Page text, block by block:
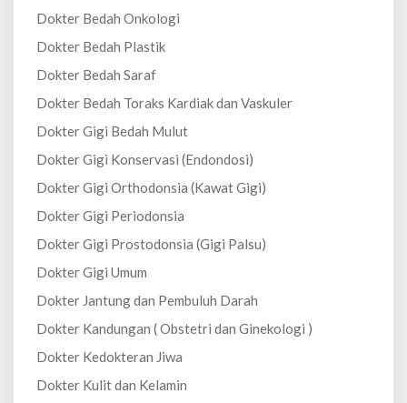
Dokter Bedah Onkologi
Dokter Bedah Plastik
Dokter Bedah Saraf
Dokter Bedah Toraks Kardiak dan Vaskuler
Dokter Gigi Bedah Mulut
Dokter Gigi Konservasi (Endondosi)
Dokter Gigi Orthodonsia (Kawat Gigi)
Dokter Gigi Periodonsia
Dokter Gigi Prostodonsia (Gigi Palsu)
Dokter Gigi Umum
Dokter Jantung dan Pembuluh Darah
Dokter Kandungan ( Obstetri dan Ginekologi )
Dokter Kedokteran Jiwa
Dokter Kulit dan Kelamin